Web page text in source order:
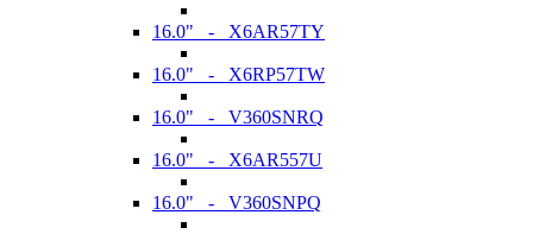
16.0" - X6AR57TY
16.0" - X6RP57TW
16.0" - V360SNRQ
16.0" - X6AR557U
16.0" - V360SNPQ